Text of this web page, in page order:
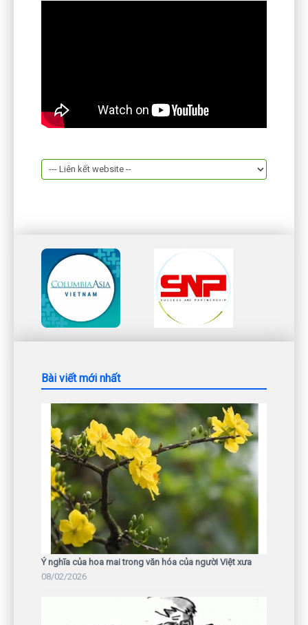
Bài viết mới nhất
Ý nghĩa của hoa mai trong văn hóa của người Việt xưa
08/02/2026